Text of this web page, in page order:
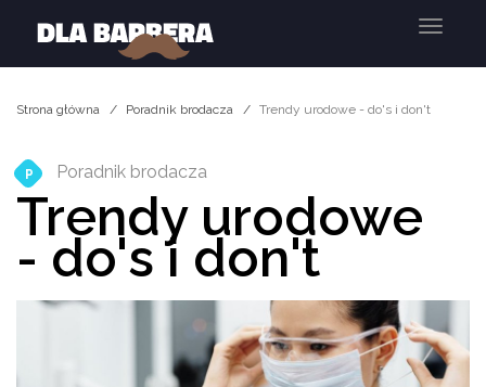
Menu
Strona główna Poradnik brodacza Trendy urodowe - do's i don't
P Poradnik brodacza
Trendy urodowe
- do's i don't